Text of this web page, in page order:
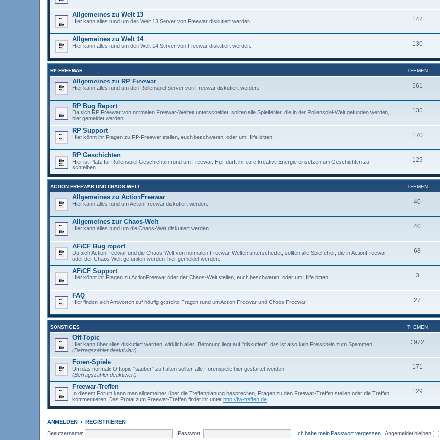
Allgemeines zu Welt 13
Hier kann alles rund um den Welt 13 Server von Freewar diskutiert werden. 142
Allgemeines zu Welt 14
Hier kann alles rund um den Welt 14 Server von Freewar diskutiert werden. 130
RP FREEWAR THEMEN
Allgemeines zu RP Freewar
Hier kann alles rund um den Rollenspiel Server von Freewar diskutiert werden. 661
RP Bug Report
Da sich RP Freewar von normalen Freewar-Welten unterscheidet, sollten alle Spielfehler, die in der Rollenspiel-Welt gefunden werden,
hier gemeldet werden.
135
RP Support
Hier könnt ihr Fragen zu RP-Freewar stellen, euch beschweren, oder um Hilfe bitten. 170
RP Geschichten
Hier ist Platz für Rollenspiel-Geschichten rund um Freewar. Hier dürft ihr eure kreative Energie einsetzen um Geschichten zu
schreiben.
129
ACTION FREEWAR UND CHAOS-WELT THEMEN
Allgemeines zu ActionFreewar
Hier kann alles rund um ActionFreewar diskutiert werden. 40
Allgemeines zur Chaos-Welt
Hier kann alles rund um die Chaos-Welt diskutiert werden. 40
AF/CF Bug report
Da sich ActionFreewar und die Chaos-Welt von normalen Freewar-Welten unterscheidet, sollten alle Spielfehler, die in ActionFreewar
oder der Chaos-Welt gefunden werden, hier gemeldet werden.
68
AF/CF Support
Hier könnt ihr Fragen zu ActionFreewar oder der Chaos-Welt stellen, euch beschweren, oder um Hilfe bitten. 3
FAQ
Hier finden sich Antworten auf häufig gestellte Fragen rund um Action Freewar und Chaos Freewar. 27
SONSTIGES THEMEN
Off-Topic
Hier kann über alles diskutiert werden, wirklich alles. Betonung liegt auf "diskutiert", das ist also kein Freischein zum Spammen.
(Beitragszähler deaktiviert)
3972
Foren-Spiele
Um das normale Offtopic "sauber" zu halten sollten alle Forenspiele hier gestartet werden.
(Beitragszähler deaktiviert)
171
Freewar-Treffen
In diesem Forum kann man allgemeines über die Treffenplanung besprechen, Fragen zu den Freewar-Treffen stellen oder die Treffen
kommentieren. Das Protal zum Freewar-Treffen findet ihr unter http://fw-treffen.de
129
ANMELDEN • REGISTRIEREN
Benutzername:
Passwort: Ich habe mein Passwort vergessen | Angemeldet bleiben